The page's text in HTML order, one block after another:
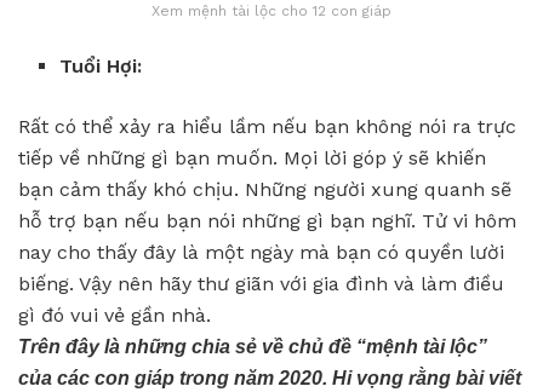
Xem mệnh tài lộc cho 12 con giáp
Tuổi Hợi:
Rất có thể xảy ra hiểu lầm nếu bạn không nói ra trực
tiếp về những gì bạn muốn. Mọi lời góp ý sẽ khiến
bạn cảm thấy khó chịu. Những người xung quanh sẽ
hỗ trợ bạn nếu bạn nói những gì bạn nghĩ. Tử vi hôm
nay cho thấy đây là một ngày mà bạn có quyền lười
biếng. Vậy nên hãy thư giãn với gia đình và làm điều
gì đó vui vẻ gần nhà.
Trên đây là những chia sẻ về chủ đề “mệnh tài lộc”
của các con giáp trong năm 2020. Hi vọng rằng bài viết